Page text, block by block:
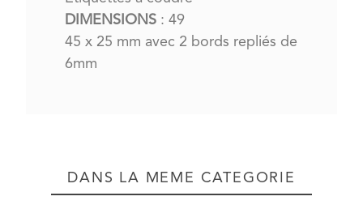
DIMENSIONS : 49
45 x 25 mm avec 2 bords repliés de
6mm
DANS LA MÊME CATÉGORIE